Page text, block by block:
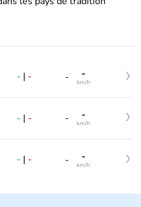
- | - - -
km/h
- | - - -
km/h
- | - - -
km/h